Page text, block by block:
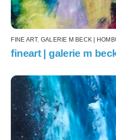
FINE ART, GALERIE M BECK |
fineart | galerie m